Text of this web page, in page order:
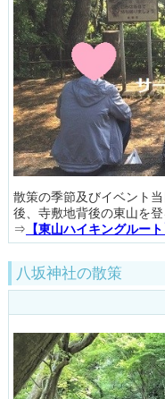
散策の季節及びイベント
後、寺敷地背後の東山を登
⇒ 【東山ハイキングルート
八坂神社の散策